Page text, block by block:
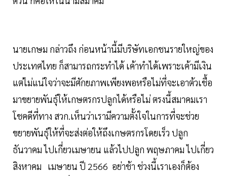
นายเกษม กล่าวถึง ก่อนหน้านี้มีบริษัทเอกชนรายใหญ่ของ
ประเทศไทย ก็สามารถกระทำได้ เค้าทำได้เพราะเค้ามีเงิน
แต่ไม่แน่ใจว่าจะมีศักยภาพเพียงพอหรือไม่ที่จะเอาต้วเชื้อ
มาขยายพันธุ์ให้เกษตรกรปลูกได้หรือไม่ ตรงนี้สมาคมเรา
โชคดีที่ทาง สวก.เห็นว่าเรามีความตั้งใจในการที่จะช่วย
ขยายพันธุ์ให้ที่จะส่งต่อให้ถึงเกษตรกรโดยเร็ว ปลูก
ธันวาคม ไปเกี่ยวเมษายน แล้วไปปลูก พฤษภาคม ไปเกี่ยว
สิงหาคม เมษายน ปี 2566 อย่าช้า ช่วงนี้เราเองก็ต้อง